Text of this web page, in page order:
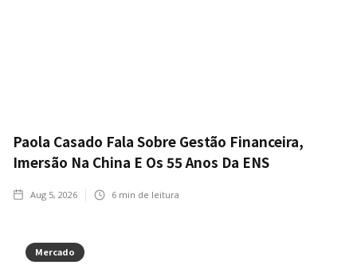
Paola Casado Fala Sobre Gestão Financeira,
Imersão Na China E Os 55 Anos Da ENS
Aug 5, 2026 6 min de leitura
Mercado